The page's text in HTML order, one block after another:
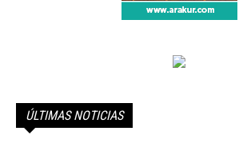
ÚLTIMAS NOTICIAS